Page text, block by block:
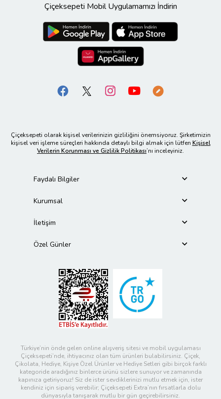
Çiçeksepeti Mobil Uygulamamızı İndirin
Çiçeksepeti olarak kişisel verilerinizin gizliliğini önemsiyoruz. Şirketimizin
kişisel veri işleme süreçleri hakkında detaylı bilgi almak için lütfen Kişisel
Verilerin Korunması ve Gizlilik Politikası’nı inceleyiniz.
Faydalı Bilgiler
Kurumsal
İletişim
Özel Günler
Türkiye’nin önde gelen online alışveriş sitesi ve mobil uygulaması
Çiçeksepeti’nde, ihtiyacınız olan tüm ürünleri bulabilirsiniz. Çiçek,
Çikolata, Hediye, Kişiye Özel Ürünler ve Hediye Setleri gibi birçok farklı
kategoride aradığınız binlerce ürünü sizlere sunuyor ve zamanında
kapınıza getiriyoruz! Siz de ister sevdiklerinizi mutlu etmek için, ister
kendiniz için sipariş verebilir; Çiçeksepeti Extra’nın fırsatlarla dolu
dünyasıyla tanışarak mutlu bir gün geçirebilirsiniz.